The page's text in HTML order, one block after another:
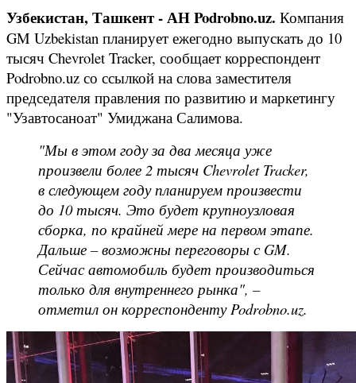
Узбекистан, Ташкент - АН Podrobno.uz. Компания
GM Uzbekistan планирует ежегодно выпускать до 10
тысяч Chevrolet Tracker, сообщает корреспондент
Podrobno.uz со ссылкой на слова заместителя
председателя правления по развитию и маркетингу
"Узавтосаноат" Умиджана Салимова.
"Мы в этом году за два месяца уже
произвели более 2 тысяч Chevrolet Tracker,
в следующем году планируем произвести
до 10 тысяч. Это будет крупноузловая
сборка, по крайней мере на первом этапе.
Дальше – возможны переговоры с GM.
Сейчас автомобиль будет производиться
только для внутреннего рынка", –
отметил он корреспонденту Podrobno.uz.